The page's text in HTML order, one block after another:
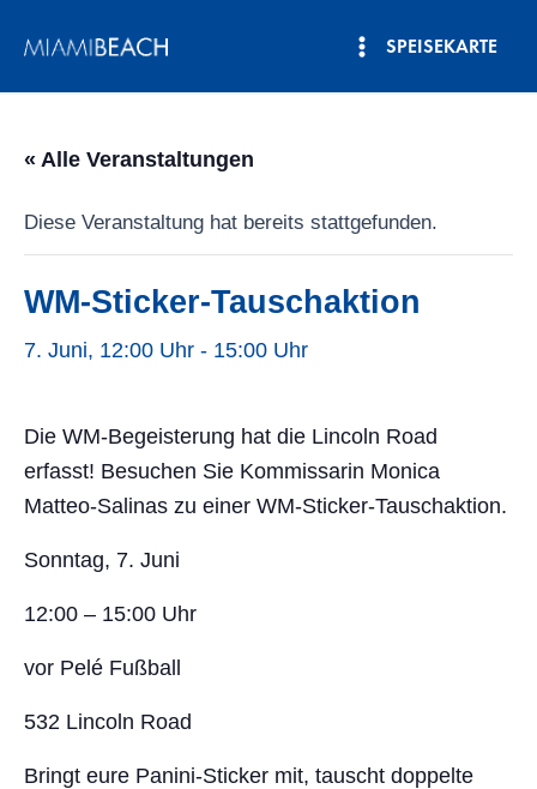
Inhalt
SPEISEKARTE
« Alle Veranstaltungen
Diese Veranstaltung hat bereits stattgefunden.
WM-Sticker-Tauschaktion
7. Juni, 12:00 Uhr - 15:00 Uhr
Die WM-Begeisterung hat die Lincoln Road
erfasst! Besuchen Sie Kommissarin Monica
Matteo-Salinas zu einer WM-Sticker-Tauschaktion.
Sonntag, 7. Juni
12:00 – 15:00 Uhr
vor Pelé Fußball
532 Lincoln Road
Bringt eure Panini-Sticker mit, tauscht doppelte